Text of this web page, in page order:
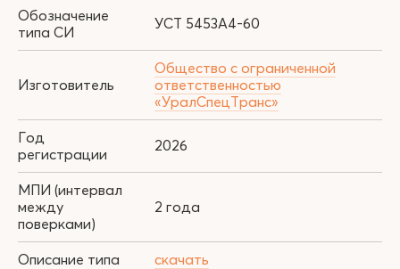
Обозначение
типа СИ
УСТ 5453А4-60
Изготовитель
Общество с ограниченной
ответственностью
«УралСпецТранс»
Год
регистрации
2026
МПИ (интервал
между
поверками)
2 года
Описание типа скачать